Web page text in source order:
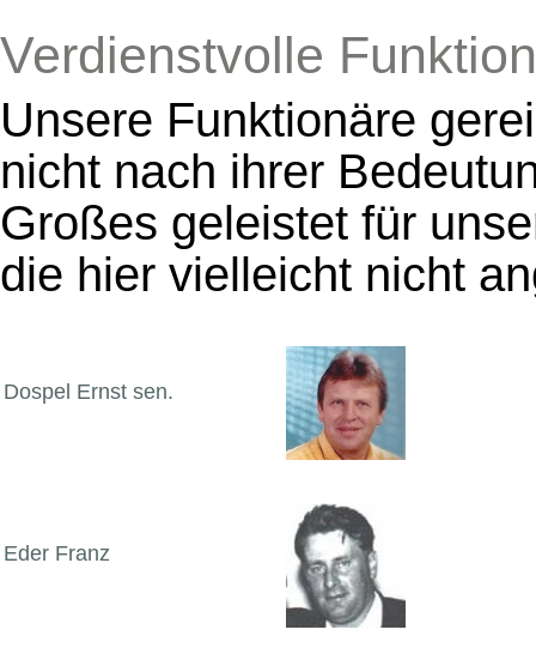
Verdienstvolle
Unsere Funktionäre
nicht nach ihrer
Großes geleistet für
die hier vielleicht nicht
Dospel Ernst sen.
Eder Franz